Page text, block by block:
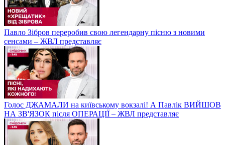
Павло Зібров переробив свою легендарну пісню з новими
сенсами – ЖВЛ представляє
Голос ДЖАМАЛИ на київському вокзалі! А Павлік ВИЙШОВ
НА ЗВ'ЯЗОК після ОПЕРАЦІЇ – ЖВЛ представляє